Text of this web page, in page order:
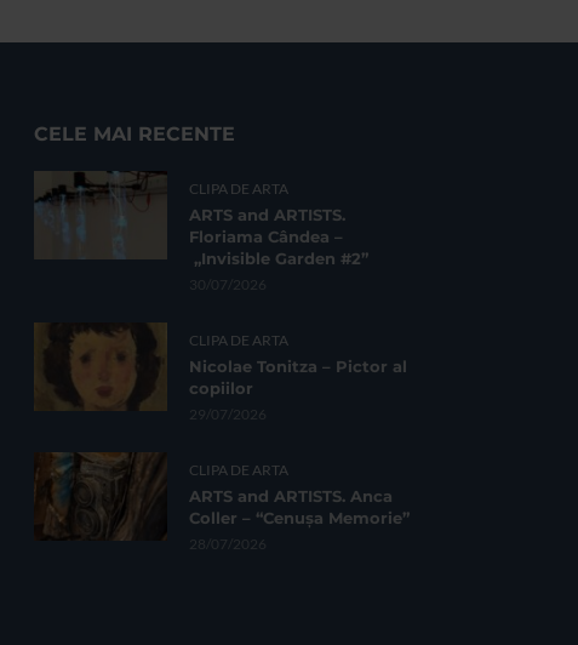
CELE MAI RECENTE
CLIPA DE ARTA
ARTS and ARTISTS.
Floriama Cândea –
„Invisible Garden #2”
30/07/2026
CLIPA DE ARTA
Nicolae Tonitza – Pictor al
copiilor
29/07/2026
CLIPA DE ARTA
ARTS and ARTISTS. Anca
Coller – “Cenușa Memorie”
28/07/2026